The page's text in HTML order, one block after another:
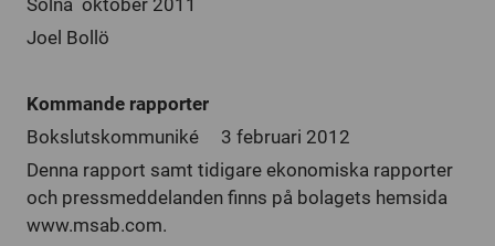
Solna oktober 2011
Joel Bollö
Kommande rapporter
Bokslutskommuniké 3 februari 2012
Denna rapport samt tidigare ekonomiska rapporter
och pressmeddelanden finns på bolagets hemsida
www.msab.com.